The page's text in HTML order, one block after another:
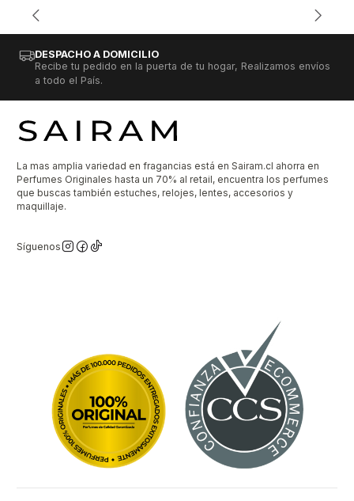
DESPACHO A DOMICILIO
Recibe tu pedido en la puerta de tu hogar, Realizamos envíos
a todo el País.
La mas amplia variedad en fragancias está en Sairam.cl ahorra en
Perfumes Originales hasta un 70% al retail, encuentra los perfumes
que buscas también estuches, relojes, lentes, accesorios y
maquillaje.
Síguenos